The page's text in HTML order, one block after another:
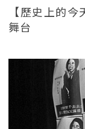
【歷史上的
舞台